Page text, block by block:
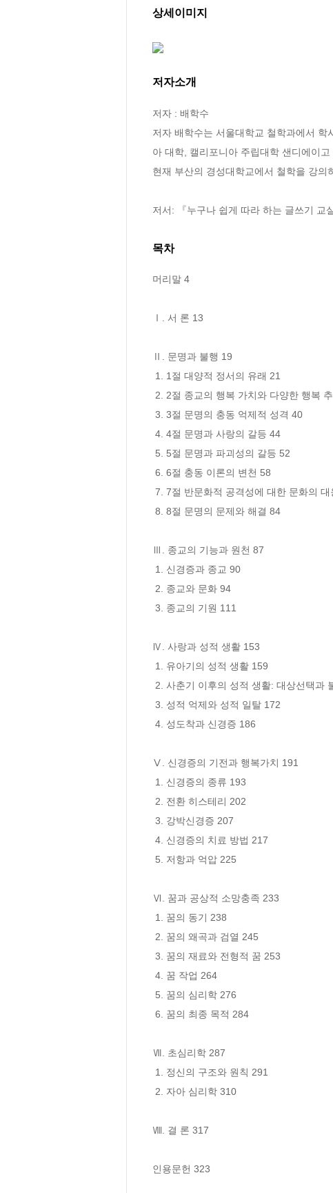
상세이미지
저자소개
저자 : 배학수
저자 배학수는 서울대학교 철학과에서
아 대학, 캘리포니아 주립대학 샌디에이
현재 부산의 경성대학교에서 철학을 강의
저서: 『누구나 쉽게 따라 하는 글쓰기 교
목차
머리말 4
Ⅰ. 서 론 13
Ⅱ. 문명과 불행 19
Ⅲ. 종교의 기능과 원천 87
Ⅳ. 사랑과 성적 생활 153
Ⅴ. 신경증의 기전과 행복가치 191
Ⅵ. 꿈과 공상적 소망충족 233
Ⅶ. 초심리학 287
Ⅷ. 결 론 317
인용문헌 323